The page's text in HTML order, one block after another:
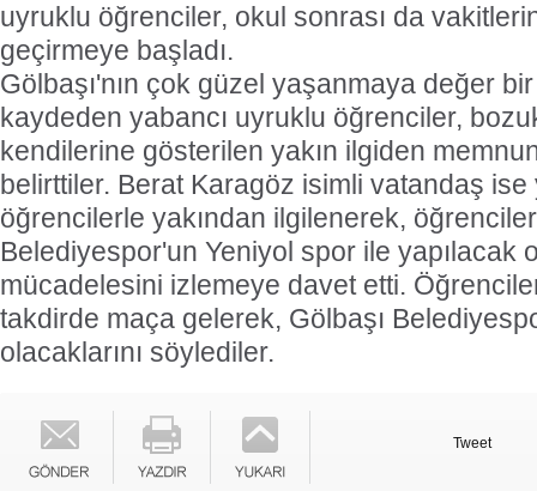
uyruklu öğrenciler, okul sonrası da
geçirmeye başladı.
Gölbaşı'nın çok güzel yaşanmaya değer
kaydeden yabancı uyruklu öğrenciler,
kendilerine gösterilen yakın ilgiden
belirttiler. Berat Karagöz isimli vatandaş ise
öğrencilerle yakından ilgilenerek,
Belediyespor'un Yeniyol spor ile yapılacak
mücadelesini izlemeye davet etti.
takdirde maça gelerek, Gölbaşı
olacaklarını söylediler.
Tweet